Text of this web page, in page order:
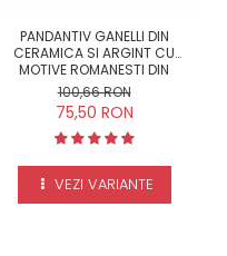
PANDANTIV GANELLI DIN
CERAMICA SI ARGINT CU
MOTIVE ROMANESTI DIN
MOLDOVA - SUCEAVA (MODEL 1)
100,66 RON
75,50 RON
VEZI VARIANTE